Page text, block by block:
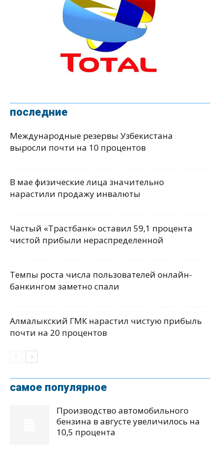
последние
Международные резервы Узбекистана
выросли почти на 10 процентов
В мае физические лица значительно
нарастили продажу инвалюты
Частый «Трастбанк» оставил 59,1 процента
чистой прибыли нераспределенной
Темпы роста числа пользователей онлайн-
банкингом заметно спали
Алмалыкский ГМК нарастил чистую прибыль
почти на 20 процентов
самое популярное
Производство автомобильного
бензина в августе увеличилось на
10,5 процента